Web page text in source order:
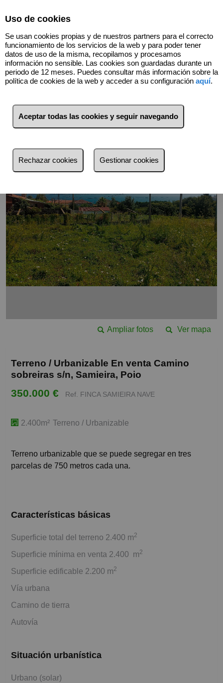
Volver
Ver mapa
Ampliar fotos
Terreno / Urbanizable En venta Camino
sobreiras s/n, Samieira, Poio
350.000 € Ref. FINCA SAMIEIRA NAVE
2.400m² Terreno / Urbanizable
Terreno urbanizable que se puede segregar en tres
parcelas de 750 metros cada una.
Características básicas
Superficie total del terreno 2.400 m2
Superficie mínima en venta 2.400 m2
Superficie edificable 2.200 m2
Vía urbana
Camino de tierra
Autovía
Situación urbanística
Urbano (solar)
Uso de cookies
Se usan cookies propias y de nuestros partners para el correcto
funcionamiento de los servicios de la web y para poder tener
datos de uso de la misma, recopilamos y procesamos
información no sensible. Las cookies son guardadas durante un
periodo de 12 meses. Puedes consultar más información sobre la
política de cookies de la web y acceder a su configuración aquí.
Aceptar todas las cookies y seguir navegando
Rechazar cookies Gestionar cookies